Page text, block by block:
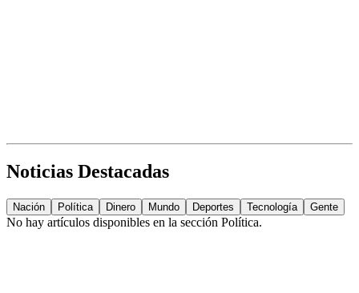
Noticias Destacadas
Nación Política Dinero Mundo Deportes Tecnología Gente
No hay artículos disponibles en la sección Política.